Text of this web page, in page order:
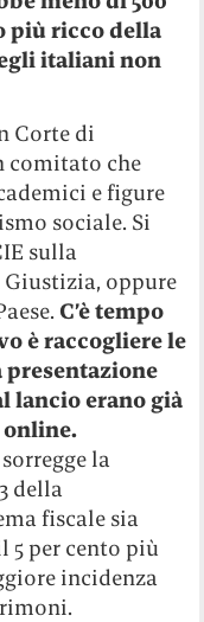
più ricco della
italiani non
Corte di
comitato che
e figure
sociale. Si
sulla
oppure
C’è tempo
è raccogliere le
presentazione
lancio erano già
online.
la
della
fiscale sia
5 per cento più
incidenza